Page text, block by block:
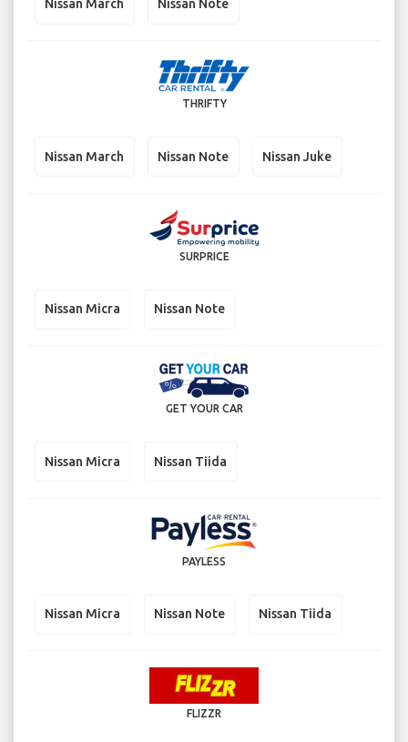
Nissan March Nissan Note
THRIFTY
Nissan March Nissan Note Nissan Juke
SURPRICE
Nissan Micra Nissan Note
GET YOUR CAR
Nissan Micra Nissan Tiida
PAYLESS
Nissan Micra Nissan Note Nissan Tiida
FLIZZR